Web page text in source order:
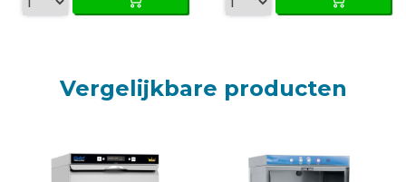
Vergelijkbare producten